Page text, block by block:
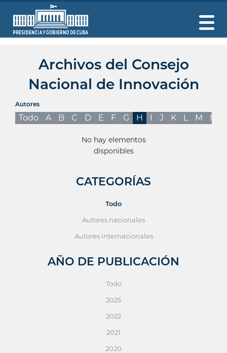
Archivos del Consejo
Nacional de Innovación
Autores
Todo A B C D E F G H I J K L M N
No hay elementos
disponibles
CATEGORÍAS
Todo
Autores nacionales
Autores internacionales
AÑO DE PUBLICACIÓN
Todo
2025
2022
2021
2020